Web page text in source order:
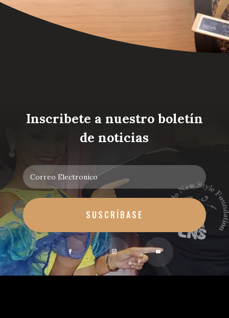
Inscribete a nuestro boletín
de noticias
SUSCRÍBASE